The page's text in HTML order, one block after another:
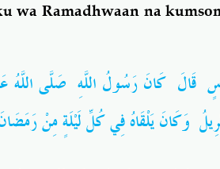
wa Ramadhwaan na
‏قَالَ ‏ ‏كَانَ رَسُولُ اللَّهِ ‏ ‏صَلَّى اللَّهُ
‏وَكَانَ يَلْقَاهُ فِي كُلِّ لَيْلَةٍ مِنْ